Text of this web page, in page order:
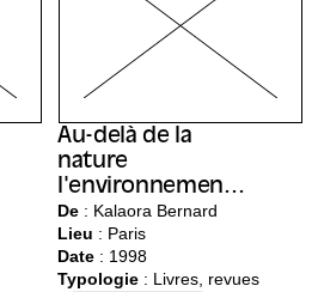
Au-delà de la
nature
l'environnement :
l'observation
sociale de
l'environnement
De: Kalaora Bernard
Lieu : Paris
Date: 1998
Typologie: Livres, revues